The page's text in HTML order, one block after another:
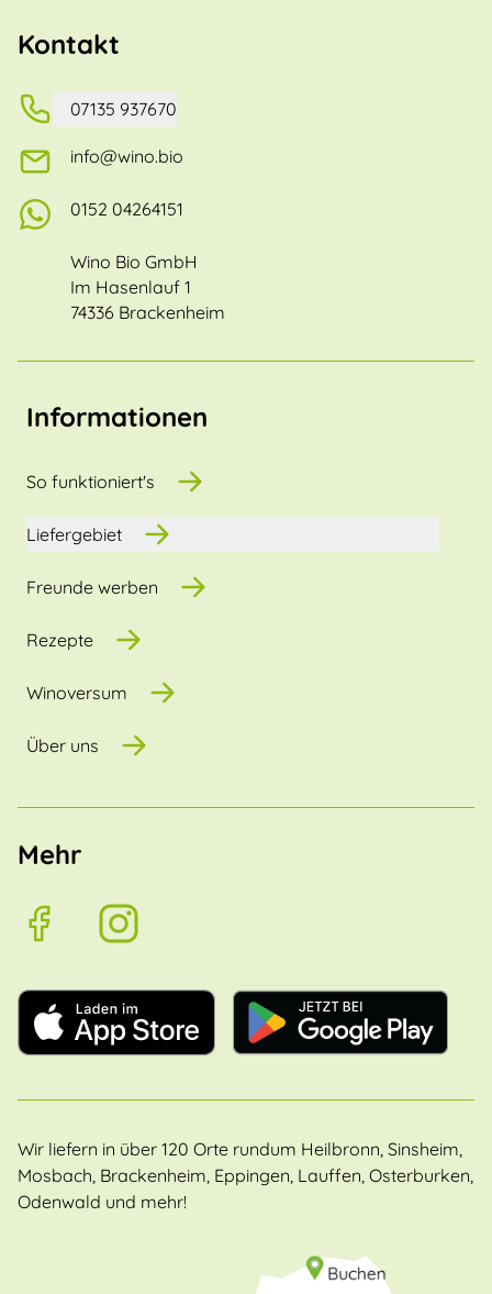
Kontakt
07135 937670
info@wino.bio
0152 04264151
Wino Bio GmbH
Im Hasenlauf 1
74336 Brackenheim
Informationen
So funktioniert's
Liefergebiet
Freunde werben
Rezepte
Winoversum
Über uns
Mehr
Wir liefern in über 120 Orte rundum Heilbronn, Sinsheim,
Mosbach, Brackenheim, Eppingen, Lauffen, Osterburken,
Odenwald und mehr!